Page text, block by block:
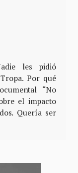
les pidió
Por qué
“No
el impacto
Quería ser